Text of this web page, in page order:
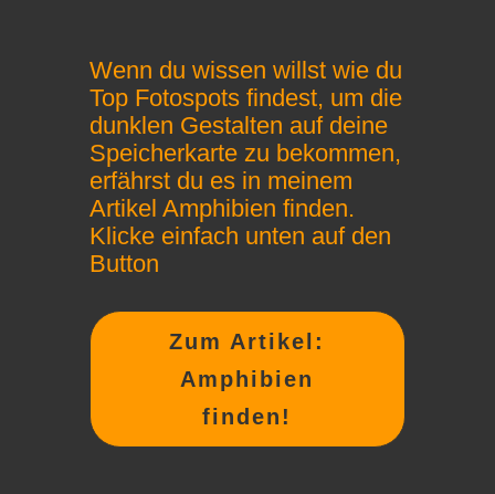
Wenn du wissen willst wie du
Top Fotospots findest, um die
dunklen Gestalten auf deine
Speicherkarte zu bekommen,
erfährst du es in meinem
Artikel Amphibien finden.
Klicke einfach unten auf den
Button
Zum Artikel:
Amphibien
finden!